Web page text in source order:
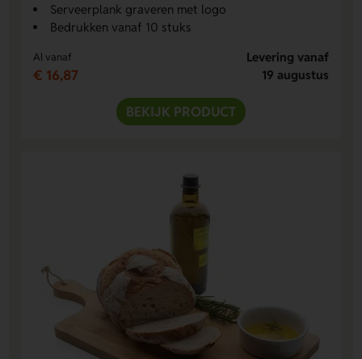
Serveerplank graveren met logo
Bedrukken vanaf 10 stuks
Al vanaf
€ 16,87
Levering vanaf
19 augustus
BEKIJK PRODUCT